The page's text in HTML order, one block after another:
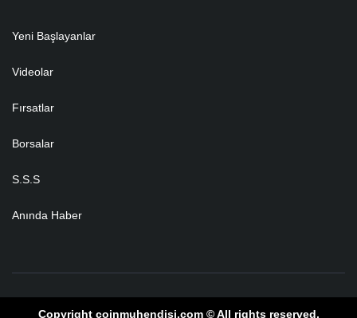
Yeni Başlayanlar
Videolar
Fırsatlar
Borsalar
S.S.S
Anında Haber
Copyright coinmuhendisi.com © All rights reserved.